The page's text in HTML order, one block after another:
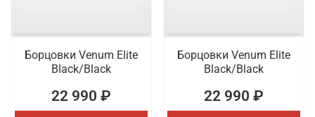
Борцовки Venum Elite
Black/Black
22 990 ₽
Борцовки Venum Elite
Black/Black
22 990 ₽